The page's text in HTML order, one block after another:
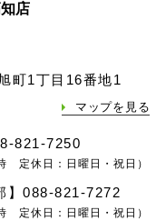
店
町1丁目16番地1
マップを見る
821-7250
定休日：日曜日・祝日）
】088-821-7272
定休日：日曜日・祝日）